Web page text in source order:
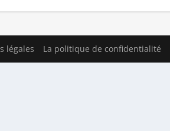
légales La politique de confidentialité